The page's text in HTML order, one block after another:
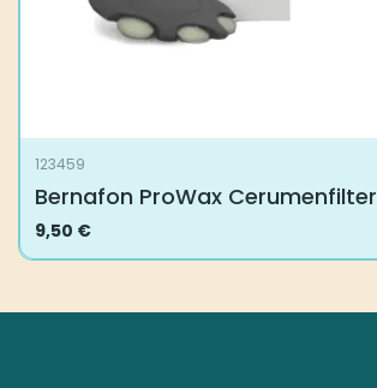
123459
Bernafon ProWax Cerumenfilter
9,50 €